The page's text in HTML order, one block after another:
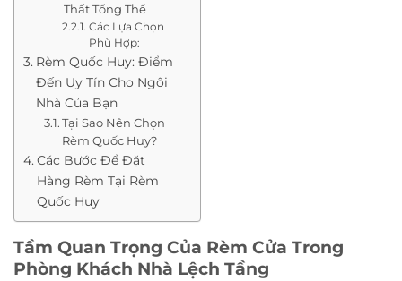
Thất Tổng Thể
Các Lựa Chọn
Phù Hợp:
Rèm Quốc Huy: Điểm
Đến Uy Tín Cho Ngôi
Nhà Của Bạn
Tại Sao Nên Chọn
Rèm Quốc Huy?
Các Bước Để Đặt
Hàng Rèm Tại Rèm
Quốc Huy
Tầm Quan Trọng Của Rèm Cửa Trong
Phòng Khách Nhà Lệch Tầng